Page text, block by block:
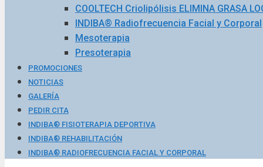
COOLTECH Criolipólisis ELIMINA GRASA
INDIBA® Radiofrecuencia Facial y Corporal
Mesoterapia
Presoterapia
PROMOCIONES
NOTICIAS
GALERÍA
PEDIR CITA
INDIBA® FISIOTERAPIA DEPORTIVA
INDIBA® REHABILITACIÓN
INDIBA® RADIOFRECUENCIA FACIAL Y CORPORAL